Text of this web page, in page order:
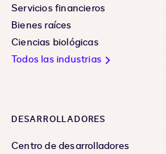
Servicios financieros
Bienes raíces
Ciencias biológicas
Todos las industrias
DESARROLLADORES
Centro de desarrolladores